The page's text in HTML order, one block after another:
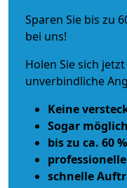
Sparen Sie bis zu
bei uns!
Holen Sie sich
unverbindliche
Keine
Sogar
bis zu ca. 60
schnelle